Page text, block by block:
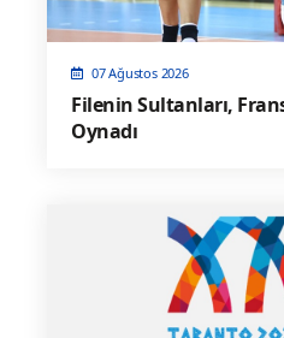
07 Ağustos 2026
Filenin Sultanları,
Oynadı